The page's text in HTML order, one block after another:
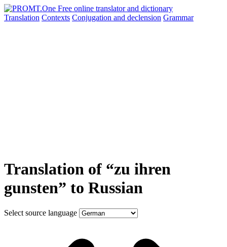
Translation Contexts Conjugation and declension Grammar
Translation of “zu ihren
gunsten” to Russian
Select source language